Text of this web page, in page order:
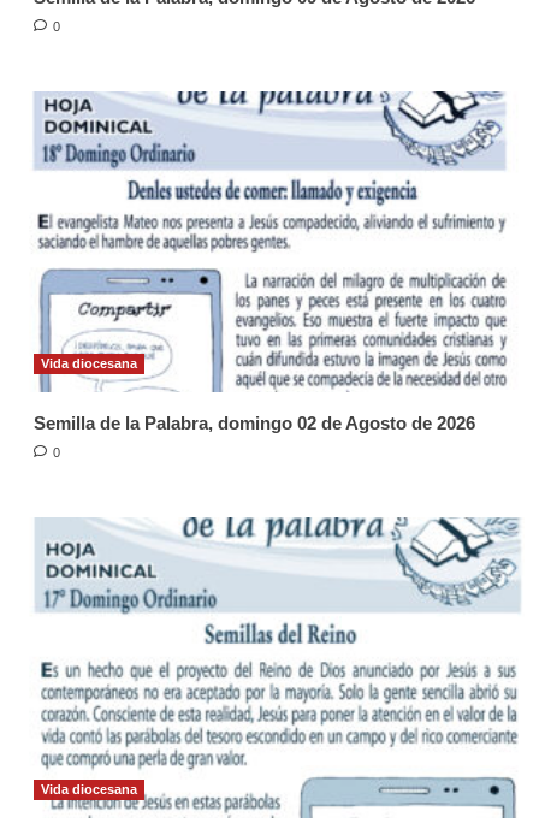
0
Vida diocesana
Semilla de la Palabra, domingo 02 de Agosto de 2026
0
Vida diocesana